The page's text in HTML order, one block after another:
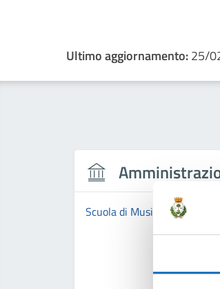
Ultimo aggiornamento:25/
Scuola di Musica Comunale